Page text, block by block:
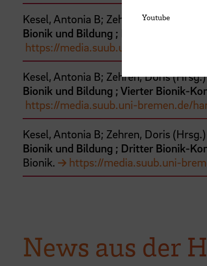
Kesel, Antonia B; Zehren, Doris
Bionik und Bildung ; Fünfter Bionik-
https://media.suub.uni-bremen.de/
Kesel, Antonia B; Zehren, Doris
Bionik und Bildung ; Vierter Bionik-
https://media.suub.uni-bremen.de/
Kesel, Antonia B; Zehren, Doris (Hrsg.)
Bionik und Bildung ; Dritter Bionik-
Bionik.
https://media.suub.uni-
News aus der
Youtube